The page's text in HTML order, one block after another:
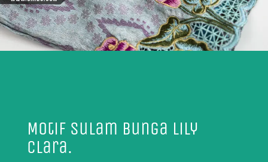
Motif Sulam Bunga Lily
Clara.